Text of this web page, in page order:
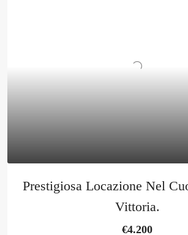
Prestigiosa Locazione Nel
Vittoria.
€4.200